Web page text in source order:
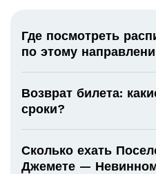
Где посмотреть
по этому
Возврат билета:
сроки?
Сколько ехать
Джемете —